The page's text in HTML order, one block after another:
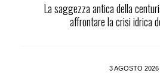
La saggezza antica della
affrontare la crisi idrica
3 AGOSTO 2026